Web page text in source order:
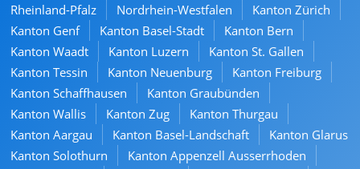
Rheinland-Pfalz
Nordrhein-Westfalen
Kanton Zürich
Kanton Genf
Kanton Basel-Stadt
Kanton Bern
Kanton Waadt
Kanton Luzern
Kanton St. Gallen
Kanton Tessin
Kanton Neuenburg
Kanton Freiburg
Kanton Schaffhausen
Kanton Graubünden
Kanton Wallis
Kanton Zug
Kanton Thurgau
Kanton Aargau
Kanton Basel-Landschaft
Kanton Glarus
Kanton Solothurn
Kanton Appenzell Ausserrhoden